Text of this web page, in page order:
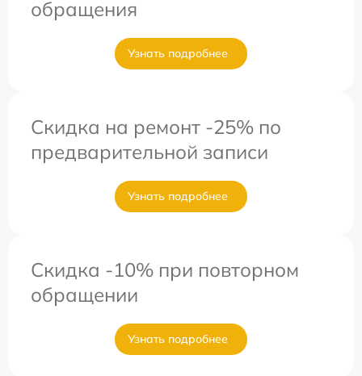
обращения
Узнать подробнее
Скидка на ремонт -25% по
предварительной записи
Узнать подробнее
Скидка -10% при повторном
обращении
Узнать подробнее